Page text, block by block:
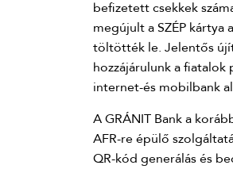
befizetett csekkek
megújult a SZÉP
töltötték le. Jelentős
hozzájárulunk a
internet-és mobilbank
A GRÁNIT Bank a
AFR-re épülő
QR-kód generálás és